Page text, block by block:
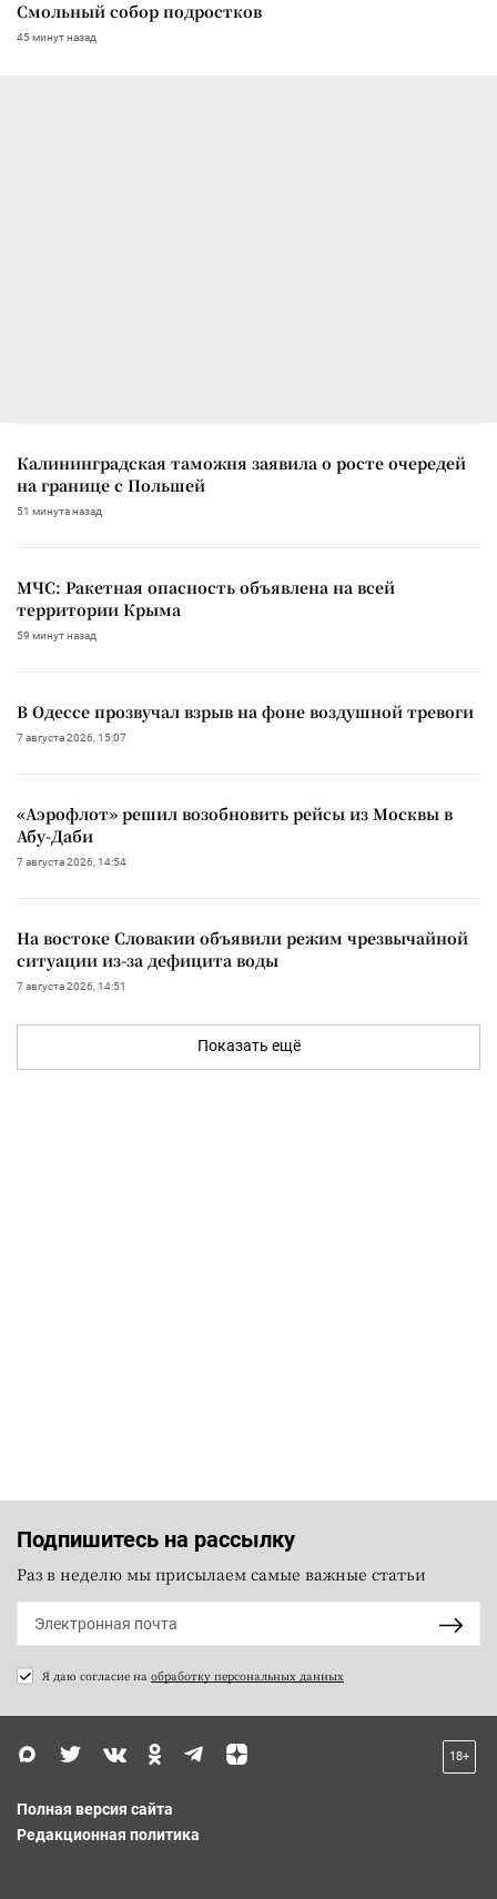
Смольный собор подростков
45 минут назад
Калининградская таможня заявила о росте очередей
на границе с Польшей
51 минута назад
МЧС: Ракетная опасность объявлена на всей
территории Крыма
59 минут назад
В Одессе прозвучал взрыв на фоне воздушной тревоги
7 августа 2026, 15:07
«Аэрофлот» решил возобновить рейсы из Москвы в
Абу-Даби
7 августа 2026, 14:54
На востоке Словакии объявили режим чрезвычайной
ситуации из-за дефицита воды
7 августа 2026, 14:51
Показать ещё
Подпишитесь на рассылку
Раз в неделю мы присылаем самые важные статьи
Я даю согласие на обработку персональных данных
18+
Полная версия сайта
Редакционная политика